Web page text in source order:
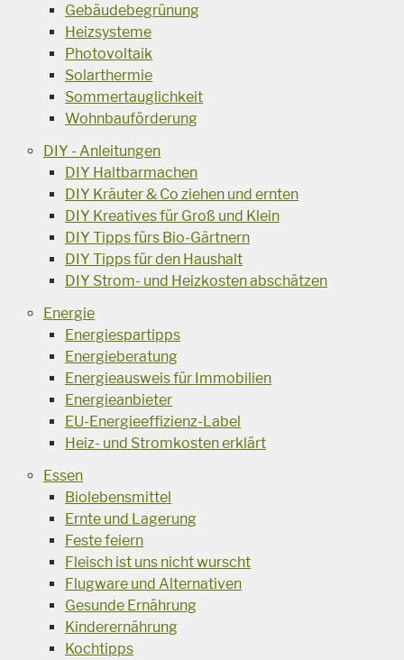
Gebäudebegrünung
Heizsysteme
Photovoltaik
Solarthermie
Sommertauglichkeit
Wohnbauförderung
DIY - Anleitungen
DIY Haltbarmachen
DIY Kräuter & Co ziehen und ernten
DIY Kreatives für Groß und Klein
DIY Tipps fürs Bio-Gärtnern
DIY Tipps für den Haushalt
DIY Strom- und Heizkosten abschätzen
Energie
Energiespartipps
Energieberatung
Energieausweis für Immobilien
Energieanbieter
EU-Energieeffizienz-Label
Heiz- und Stromkosten erklärt
Essen
Biolebensmittel
Ernte und Lagerung
Feste feiern
Fleisch ist uns nicht wurscht
Flugware und Alternativen
Gesunde Ernährung
Kinderernährung
Kochtipps